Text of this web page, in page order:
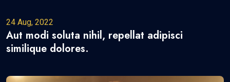
24 Aug, 2022
Aut modi soluta nihil, repellat adipisci
similique dolores.